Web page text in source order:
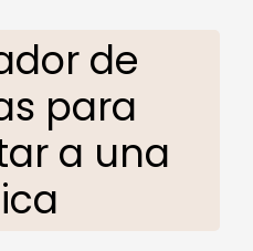
de
para
a una